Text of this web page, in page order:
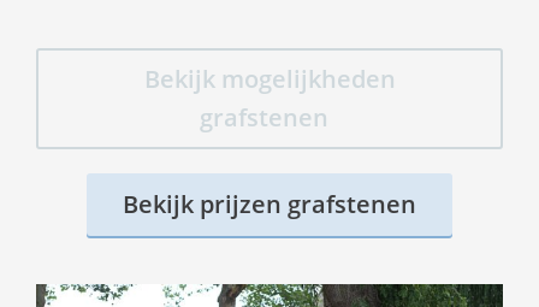
Bekijk mogelijkheden
grafstenen
Bekijk prijzen grafstenen